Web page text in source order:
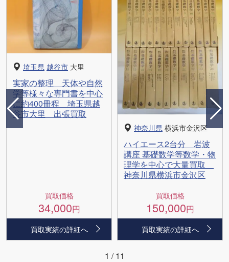
埼玉県 越谷市 大里
実家の整理 天体や自然
学等様々な専門書を中心
に約400冊程 埼玉県越
谷市大里 出張買取
買取価格
34,000円
買取実績の詳細へ
神奈川県 横浜市金沢区
ハイエース2台分 岩波
講座 基礎数学等数学・物
理学を中心で大量買取
神奈川県横浜市金沢区
買取価格
150,000円
買取実績の詳細へ
1 /11